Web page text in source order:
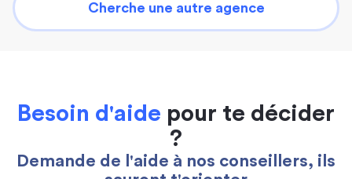
Cherche une autre agence
Besoin d'aide pour te décider
?
Demande de l'aide à nos conseillers, ils